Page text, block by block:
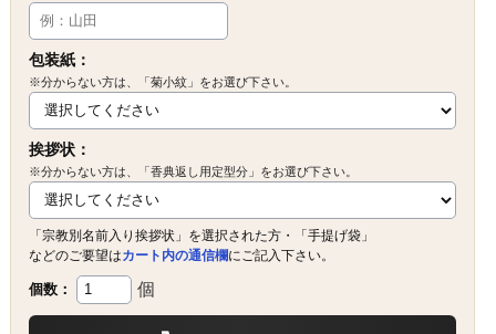
包装紙：
※分からない方は、「菊小紋」をお選び下さい。
挨拶状：
※分からない方は、「香典返し用定型分」をお選び下さい。
「宗教別名前入り挨拶状」を選択された方・「手提げ袋」
などのご要望はカート内の通信欄にご記入下さい。
個数： 個